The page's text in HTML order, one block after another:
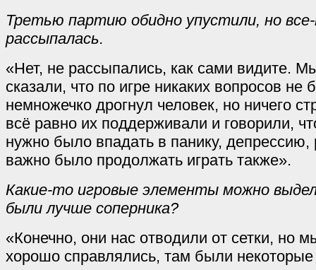
Третью партию обидно упустили, но
рассыпалась.
«Нет, не рассыпались, как сами видите.
сказали, что по игре никаких вопросов
немножечко дрогнул человек, но ничего
всё равно их поддерживали и говорили,
нужно было впадать в панику, депрессию,
важно было продолжать играть также».
Какие-то игровые элементы можно
были лучше соперника?
«Конечно, они нас отводили от сетки, но
хорошо справлялись, там были некоторые